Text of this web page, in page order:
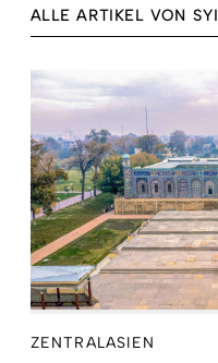
ALLE ARTIKEL VON
ZENTRALASIEN